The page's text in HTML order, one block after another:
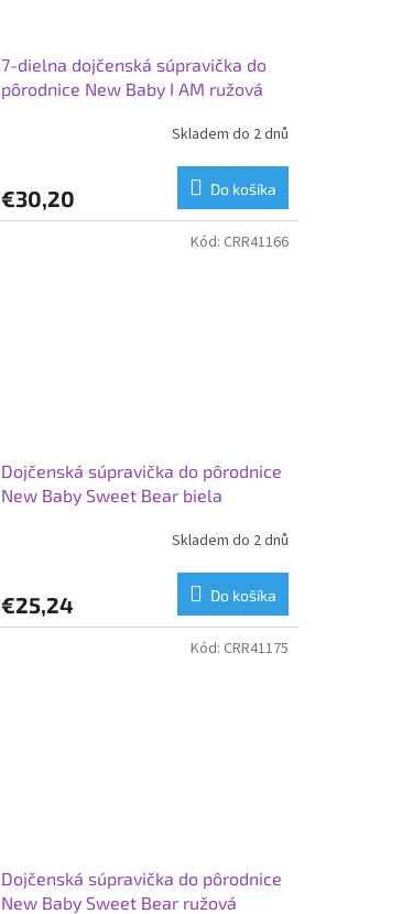
7-dielna dojčenská súpravička do
pôrodnice New Baby I AM ružová
Skladem do 2 dnů
€30,20 Do košíka
Dojčenská súpravička do pôrodnice
New Baby Sweet Bear biela
Skladem do 2 dnů
€25,24 Do košíka
Kód: CRR41166
Dojčenská súpravička do pôrodnice
New Baby Sweet Bear ružová
Kód: CRR41175